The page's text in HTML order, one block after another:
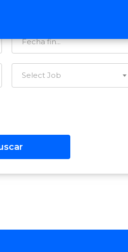
Select Job